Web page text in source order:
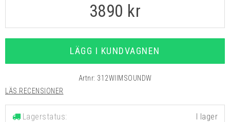
3890 kr
LÄGG I KUNDVAGNEN
Artnr: 312WIIMSOUNDW
LÄS RECENSIONER
Lagerstatus: